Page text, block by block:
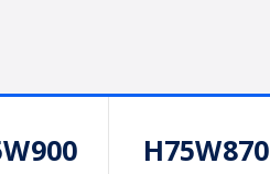
H75W870